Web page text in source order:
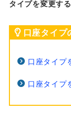
タイプを変更す
口座タイプ
口座タイプ
口座タイプ